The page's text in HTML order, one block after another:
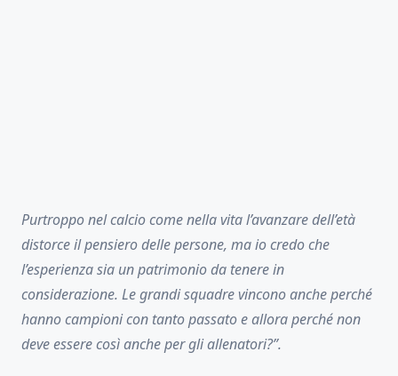
Purtroppo nel calcio come nella vita l’avanzare dell’età
distorce il pensiero delle persone, ma io credo che
l’esperienza sia un patrimonio da tenere in
considerazione. Le grandi squadre vincono anche perché
hanno campioni con tanto passato e allora perché non
deve essere così anche per gli allenatori?”.